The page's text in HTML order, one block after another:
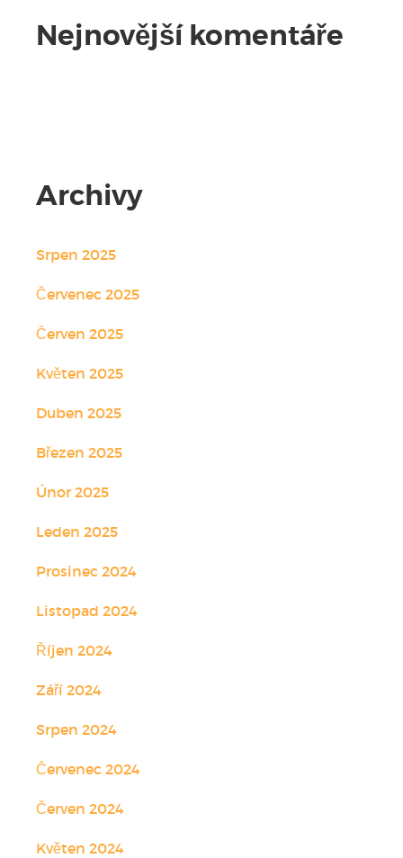
Nejnovější komentáře
Archivy
Srpen 2025
Červenec 2025
Červen 2025
Květen 2025
Duben 2025
Březen 2025
Únor 2025
Leden 2025
Prosinec 2024
Listopad 2024
Říjen 2024
Září 2024
Srpen 2024
Červenec 2024
Červen 2024
Květen 2024